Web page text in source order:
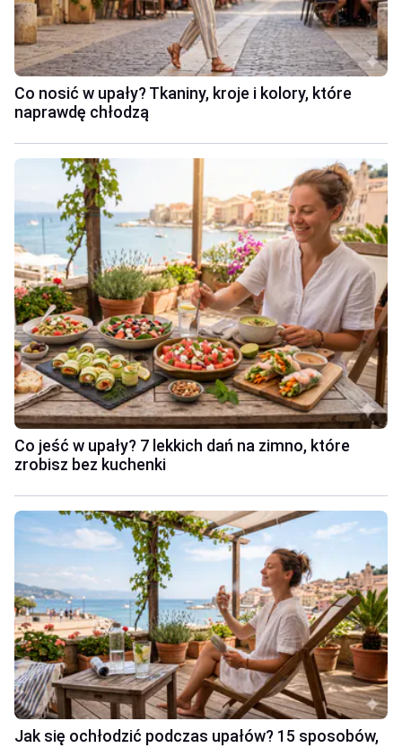
Co nosić w upały? Tkaniny, kroje i kolory, które
naprawdę chłodzą
Co jeść w upały? 7 lekkich dań na zimno, które
zrobisz bez kuchenki
Jak się ochłodzić podczas upałów? 15 sposobów,